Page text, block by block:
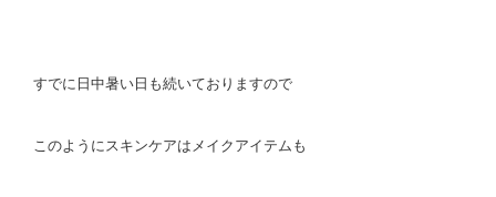
すでに日中暑い日も続いておりますので
このようにスキンケアはメイクアイテムも